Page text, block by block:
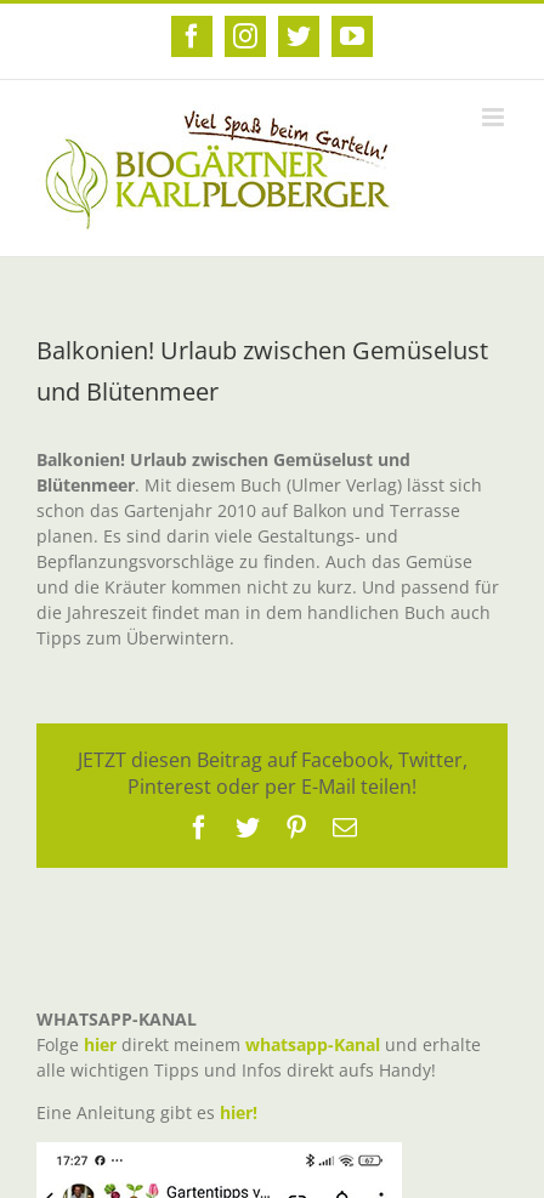
Zum
FacebookInstagram
TwitterYouTube
Balkonien! Urlaub zwischen Gemüselust
und Blütenmeer
Balkonien! Urlaub zwischen Gemüselust und
Blütenmeer. Mit diesem Buch (Ulmer Verlag) lässt sich
schon das Gartenjahr 2010 auf Balkon und Terrasse
planen. Es sind darin viele Gestaltungs- und
Bepflanzungsvorschläge zu finden. Auch das Gemüse
und die Kräuter kommen nicht zu kurz. Und passend für
die Jahreszeit findet man in dem handlichen Buch auch
Tipps zum Überwintern.
JETZT diesen Beitrag auf Facebook, Twitter,
Pinterest oder per E-Mail teilen!
Facebook
TwitterPinterest
E-
WHATSAPP-KANAL
Folge hier direkt meinem whatsapp-Kanal und erhalte
alle wichtigen Tipps und Infos direkt aufs Handy!
Eine Anleitung gibt es hier!